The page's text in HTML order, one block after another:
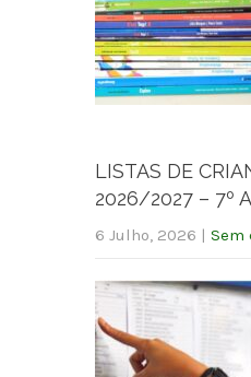
LISTAS DE
2026/2027 – 7º
6 Julho, 2026 | Sem